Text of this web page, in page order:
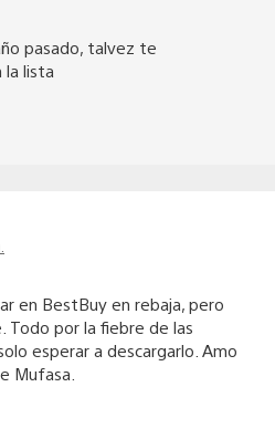
pasado, talvez te
la lista
en BestBuy en rebaja, pero
Todo por la fiebre de las
esperar a descargarlo. Amo
Mufasa.